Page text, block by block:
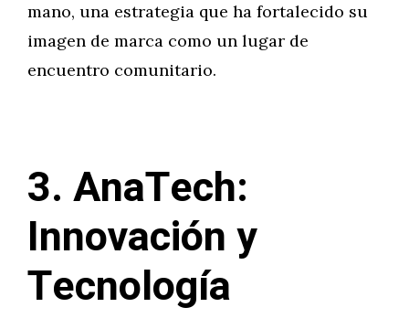
mano, una estrategia que ha fortalecido su
imagen de marca como un lugar de
encuentro comunitario.
3. AnaTech:
Innovación y
Tecnología